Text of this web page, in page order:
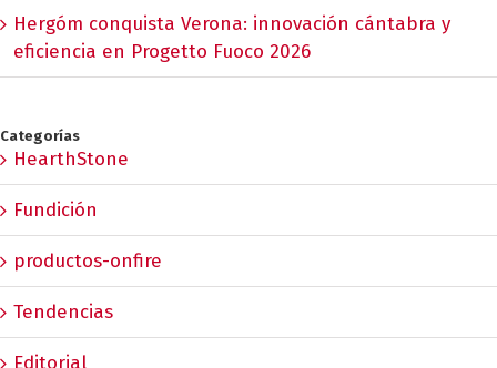
Hergóm conquista Verona: innovación cántabra y
eficiencia en Progetto Fuoco 2026
Categorías
HearthStone
Fundición
productos-onfire
Tendencias
Editorial